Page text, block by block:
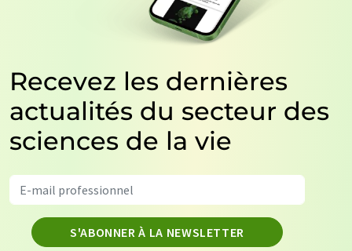
Recevez les dernières
actualités du secteur des
sciences de la vie
S'ABONNER À LA NEWSLETTER